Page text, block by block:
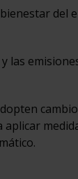
del
las